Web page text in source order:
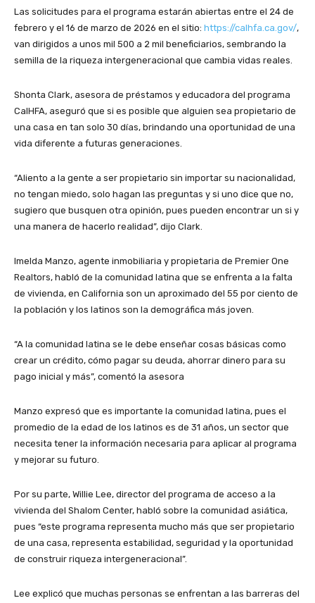
Las solicitudes para el programa estarán abiertas entre el 24 de
febrero y el 16 de marzo de 2026 en el sitio: https://calhfa.ca.gov/,
van dirigidos a unos mil 500 a 2 mil beneficiarios, sembrando la
semilla de la riqueza intergeneracional que cambia vidas reales.
Shonta Clark, asesora de préstamos y educadora del programa
CalHFA, aseguró que si es posible que alguien sea propietario de
una casa en tan solo 30 días, brindando una oportunidad de una
vida diferente a futuras generaciones.
“Aliento a la gente a ser propietario sin importar su nacionalidad,
no tengan miedo, solo hagan las preguntas y si uno dice que no,
sugiero que busquen otra opinión, pues pueden encontrar un si y
una manera de hacerlo realidad”, dijo Clark.
Imelda Manzo, agente inmobiliaria y propietaria de Premier One
Realtors, habló de la comunidad latina que se enfrenta a la falta
de vivienda, en California son un aproximado del 55 por ciento de
la población y los latinos son la demográfica más joven.
“A la comunidad latina se le debe enseñar cosas básicas como
crear un crédito, cómo pagar su deuda, ahorrar dinero para su
pago inicial y más”, comentó la asesora
Manzo expresó que es importante la comunidad latina, pues el
promedio de la edad de los latinos es de 31 años, un sector que
necesita tener la información necesaria para aplicar al programa
y mejorar su futuro.
Por su parte, Willie Lee, director del programa de acceso a la
vivienda del Shalom Center, habló sobre la comunidad asiática,
pues “este programa representa mucho más que ser propietario
de una casa, representa estabilidad, seguridad y la oportunidad
de construir riqueza intergeneracional”.
Lee explicó que muchas personas se enfrentan a las barreras del